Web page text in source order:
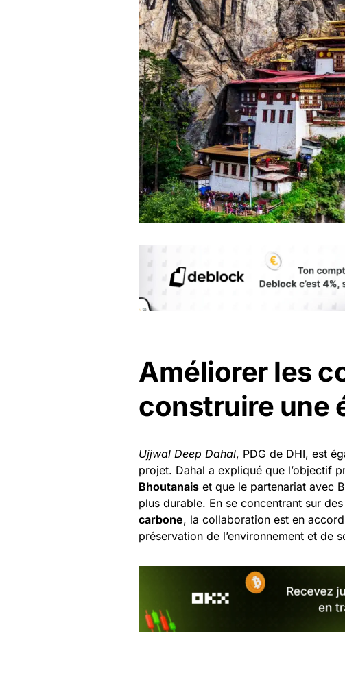
Améliorer les
construire une
Ujjwal Deep Dahal, PDG de DHI, est
projet. Dahal a expliqué que l’objectif
Bhoutanais et que le partenariat avec
plus durable. En se concentrant sur des
carbone, la collaboration est en
préservation de l’environnement et de